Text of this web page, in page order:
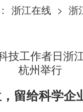
浙江在线 > 浙
技工作者日浙
杭州举行
留给科学企